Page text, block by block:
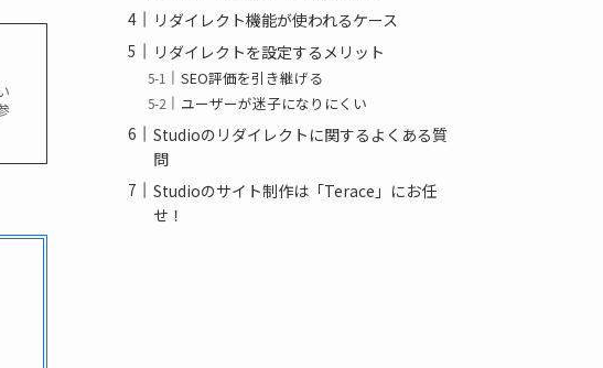
リダイレクト機能が使われるケース
リダイレクトを設定するメリット
SEO評価を引き継げる
ユーザーが迷子になりにくい
Studioのリダイレクトに関するよくある質
問
Studioのサイト制作は「Terace」にお任
せ！